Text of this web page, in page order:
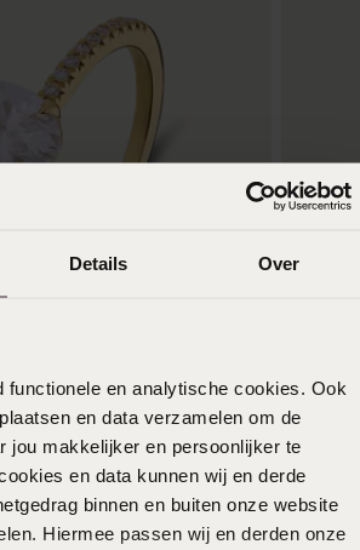
Details Over
functionele en analytische cookies. Ook
en data verzamelen om de
jou makkelijker en persoonlijker te
en data kunnen wij en derde
binnen en buiten onze website
Hiermee passen wij en derden onze
ring met lab grown diamant
14
stenen